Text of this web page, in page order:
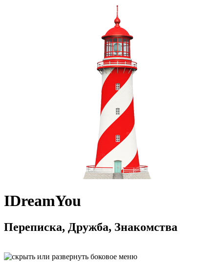
IDreamYou
Переписка, Дружба, Знакомства